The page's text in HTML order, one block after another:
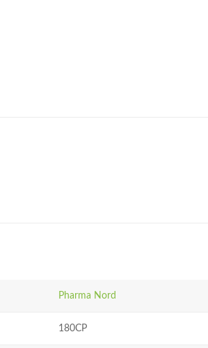
Pharma Nord
180CP